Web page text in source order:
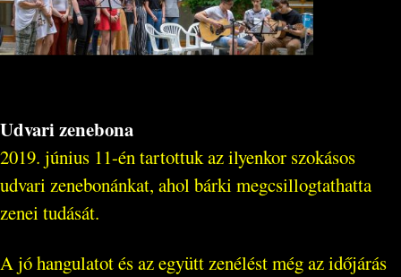
Udvari zenebona
2019. június 11-én tartottuk az ilyenkor szokásos
udvari zenebonánkat, ahol bárki megcsillogtathatta
zenei tudását.
A jó hangulatot és az együtt zenélést még az időjárás